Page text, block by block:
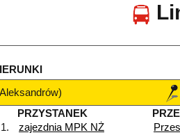
PRZYSTANEK
1. zajezdnia MPK NŻ